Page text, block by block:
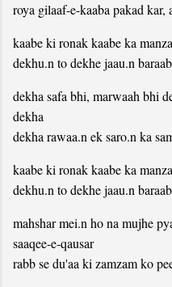
roya gilaaf-e-kaaba pakad kar,
kaabe ki ronak kaabe ka
dekhu.n to dekhe jaau.n
dekha safa bhi, marwaah bhi
dekha
dekha rawaa.n ek saro.n ka
kaabe ki ronak kaabe ka
dekhu.n to dekhe jaau.n
mahshar mei.n ho na mujhe
saaqee-e-qausar
rabb se du'aa ki zamzam ko